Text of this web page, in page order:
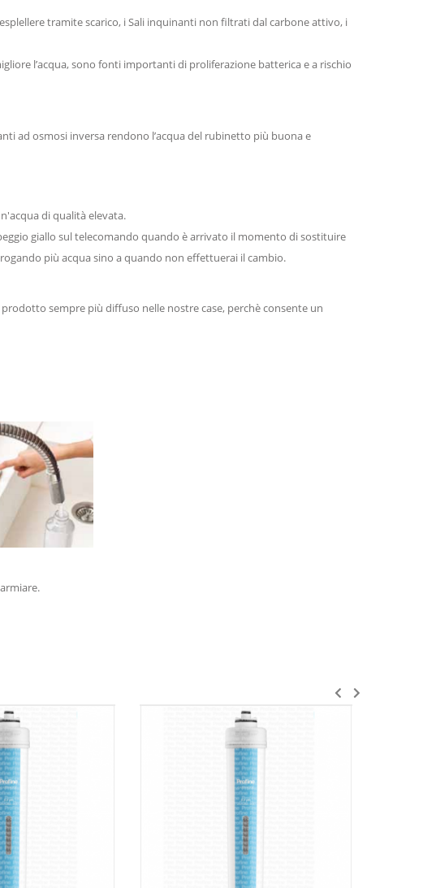
tramite scarico, i Sali inquinanti non filtrati dal carbone attivo, i
l’acqua, sono fonti importanti di proliferazione batterica e a rischio
ad osmosi inversa rendono l’acqua del rubinetto più buona e
di qualità elevata.
giallo sul telecomando quando è arrivato il momento di sostituire
più acqua sino a quando non effettuerai il cambio.
sempre più diffuso nelle nostre case, perchè consente un